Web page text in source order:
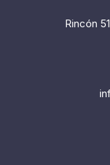
Rincón